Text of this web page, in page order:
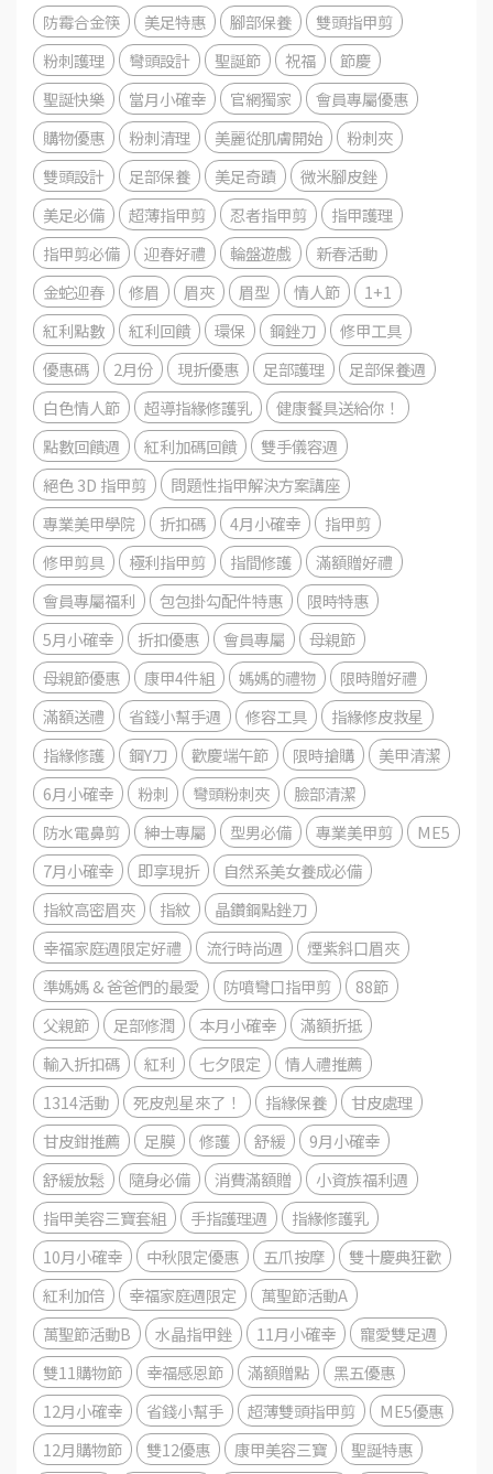
防霉合金筷 美足特惠 腳部保養
雙頭指甲剪
粉刺護理
彎頭設計 聖誕節 祝福
節慶
聖誕快樂
當月小確幸 官網獨家
會員專屬優惠
購物優惠
粉刺清理 美麗從肌膚開始
粉刺夾
雙頭設計
足部保養 美足奇蹟
微米腳皮銼
美足必備
超薄指甲剪 忍者指甲剪
指甲護理
指甲剪必備
迎春好禮 輪盤遊戲
新春活動
金蛇迎春
修眉 眉夾 眉型 情人節
1+1
紅利點數
紅利回饋 環保 鋼銼刀
修甲工具
優惠碼
2月份 現折優惠 足部護理
足部保養週
白色情人節
超導指緣修護乳
健康餐具送給你！
點數回饋週
紅利加碼回饋
雙手儀容週
絕色 3D 指甲剪
問題性指甲解決方案講座
專業美甲學院
折扣碼 4月小確幸
指甲剪
修甲剪具
極利指甲剪 指間修護
滿額贈好禮
會員專屬福利
包包掛勾配件特惠
限時特惠
5月小確幸
折扣優惠 會員專屬
母親節
母親節優惠
康甲4件組 媽媽的禮物
限時贈好禮
滿額送禮
省錢小幫手週 修容工具
指緣修皮救星
指緣修護
鋼Y刀 歡慶端午節 限時搶購
美甲清潔
6月小確幸
粉刺 彎頭粉刺夾
臉部清潔
防水電鼻剪
紳士專屬 型男必備 專業美甲剪
ME5
7月小確幸
即享現折
自然系美女養成必備
指紋高密眉夾
指紋
晶鑽鋼點銼刀
幸福家庭週限定好禮
流行時尚週
煙紫斜口眉夾
準媽媽 & 爸爸們的最愛
防噴彎口指甲剪
88節
父親節
足部修潤 本月小確幸
滿額折抵
輸入折扣碼
紅利 七夕限定
情人禮推薦
1314活動
死皮剋星來了！ 指緣保養
甘皮處理
甘皮鉗推薦
足膜 修護 舒緩
9月小確幸
舒緩放鬆
隨身必備 消費滿額贈
小資族福利週
指甲美容三寶套組
手指護理週
指緣修護乳
10月小確幸
中秋限定優惠 五爪按摩
雙十慶典狂歡
紅利加倍
幸福家庭週限定
萬聖節活動A
萬聖節活動B
水晶指甲銼 11月小確幸
寵愛雙足週
雙11購物節
幸福感恩節 滿額贈點
黑五優惠
12月小確幸
省錢小幫手 超薄雙頭指甲剪
ME5優惠
12月購物節
雙12優惠 康甲美容三寶
聖誕特惠